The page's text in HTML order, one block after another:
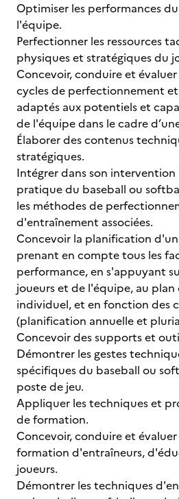
Optimiser les performances
l'équipe.
Perfectionner les ressources
physiques et stratégiques du
Concevoir, conduire et évaluer
cycles de perfectionnement
adaptés aux potentiels et
de l'équipe dans le cadre
Élaborer des contenus
stratégiques.
Intégrer dans son intervention
pratique du baseball ou
les méthodes de
d'entraînement associées.
Concevoir la planification
prenant en compte tous les
performance, en s'appuyant
joueurs et de l'équipe, au
individuel, et en fonction des
(planification annuelle et
Concevoir des supports et
Démontrer les gestes
spécifiques du baseball ou
poste de jeu.
Appliquer les techniques et
de formation.
Concevoir, conduire et
formation d'entraîneurs,
joueurs.
Démontrer les techniques